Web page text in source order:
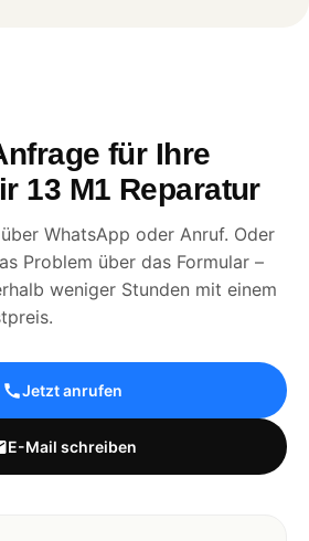
für Ihre
13 M1 Reparatur
WhatsApp oder Anruf. Oder
Problem über das Formular –
weniger Stunden mit einem
Jetzt anrufen
E-Mail schreiben